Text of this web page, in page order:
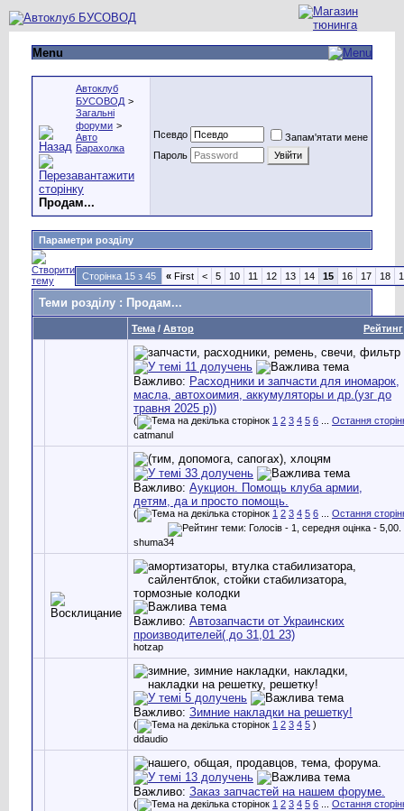
Menu
Автоклуб
БУСОВОД >
Загальні
форуми >
Авто
Барахолка
Продам...
Псевдо
Запам'ятати мене
Пароль
Параметри розділу
Сторінка 15 з 45 « First < 5 10 11 12 13 14 15 16 17 18
Теми розділу : Продам...
Рейтинг
Тема / Автор
Важливо: Расходники и запчасти для иномарок,
масла, автохоимия, аккумуляторы и др.(узг до
травня 2025 р))
( 1 2 3 4 5 6
Остання
catmanul
Важливо: Аукцион. Помощь клуба армии,
детям, да и просто помощь.
( 1 2 3 4 5 6 Остання
shuma34
Важливо: Автозапчасти от Украинских
производителей( до 31,01 23)
hotzap
Важливо: Зимние накладки на решетку!
( 1 2 3 4 5 )
ddaudio
Важливо: Заказ запчастей на нашем форуме.
( 1 2 3 4 5 6
Остання